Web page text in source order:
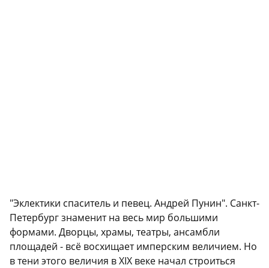
"Эклектики спаситель и певец. Андрей Пунин". Санкт-
Петербург знаменит на весь мир большими
формами. Дворцы, храмы, театры, ансамбли
площадей - всё восхищает имперским величием. Но
в тени этого величия в XIX веке начал строиться